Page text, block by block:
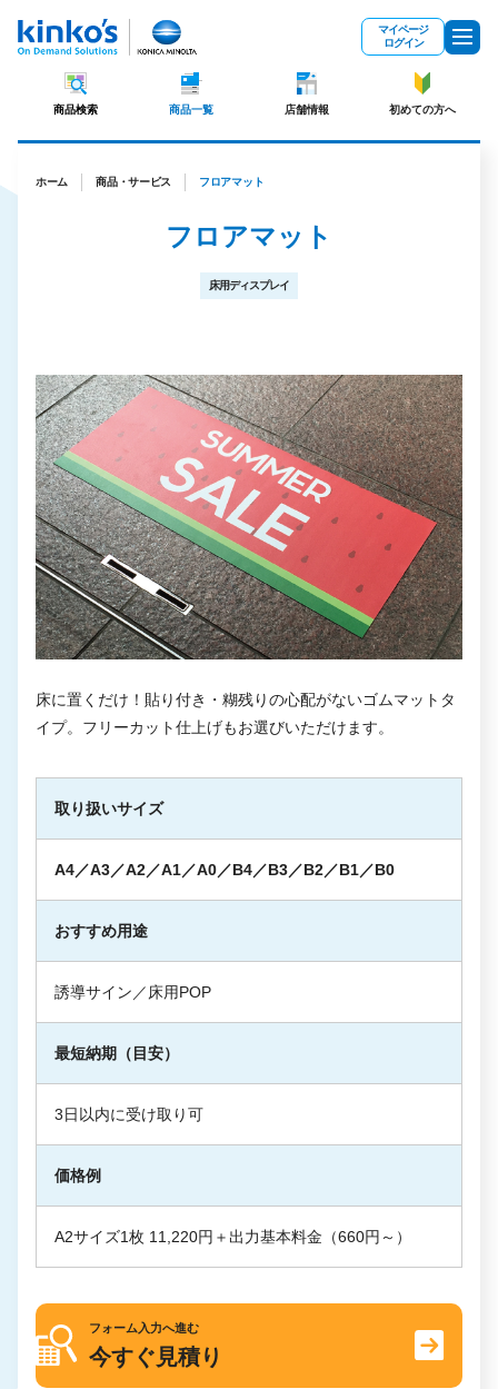
マイページ
ログイン
商品検索 商品一覧 店舗情報 初めての方へ
ホーム 商品・サービス フロアマット
フロアマット
床用ディスプレイ
床に置くだけ！貼り付き・糊残りの心配がないゴムマットタ
イプ。フリーカット仕上げもお選びいただけます。
取り扱いサイズ
A4／A3／A2／A1／A0／B4／B3／B2／B1／B0
おすすめ用途
誘導サイン／床用POP
最短納期（目安）
3日以内に受け取り可
価格例
A2サイズ1枚 11,220円＋出力基本料金（660円～）
フォーム入力へ進む
今すぐ見積り